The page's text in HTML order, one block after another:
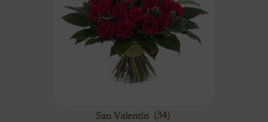
San Valentín (34)